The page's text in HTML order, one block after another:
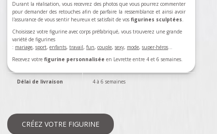
Durant la réalisation, vous recevrez des photos que vous pourrez commenter
pour demander des retouches afin de parfaire la ressemblance et ainsi avoir
l'assurance de vous sentir heureux et satisfait de vos figurines sculptées.
Choisissez votre figurine avec corps préfabriqué, vous trouverez une grande
variété de figurines
: mariage, sport, enfants, travail, fun, couple, sexy, mode, super-héros…
Recevez votre figurine personnalisée en Levrette entre 4 et 6 semaines.
Délai de livraison 4 à 6 semaines
CRÉEZ VOTRE FIGURINE